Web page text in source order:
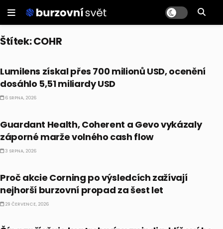
Štítek:COHR
Lumilens získal přes 700 milionů USD, ocenění
dosáhlo 5,51 miliardy USD
6 SRPNA, 2026
Guardant Health, Coherent a Gevo vykázaly
záporné marže volného cash flow
3 SRPNA, 2026
Proč akcie Corning po výsledcích zažívají
nejhorší burzovní propad za šest let
29 ČERVENCE, 2026